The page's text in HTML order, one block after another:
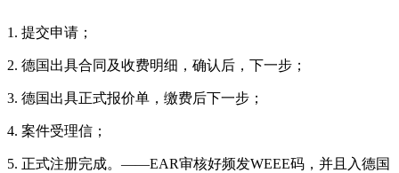
1. 提交申请；
2. 德国出具合同及收费明细，确认后，下一步；
3. 德国出具正式报价单，缴费后下一步；
4. 案件受理信；
5. 正式注册完成。——EAR审核好频发WEEE码，并且入德国